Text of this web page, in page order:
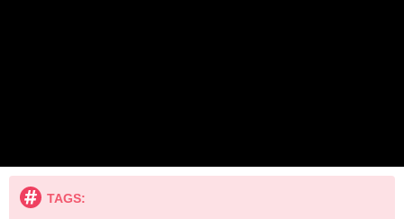
TAGS: